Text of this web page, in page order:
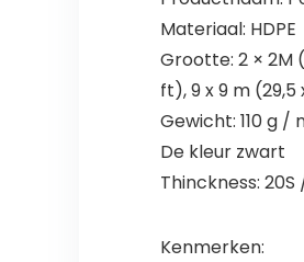
Materiaal: HDPE
Grootte: 2 × 2M
ft), 9 x 9 m (29,5
Gewicht: 110 g /
De kleur zwart
Thinckness:
Kenmerken: